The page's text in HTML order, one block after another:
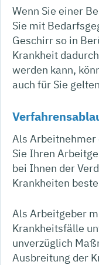
Wenn Sie einer
Sie mit
Geschirr so in
Krankheit
werden kann,
auch für Sie
Als
Sie Ihren
bei Ihnen der
Krankheiten
Als Arbeitgeber
Krankheitsfälle
unverzüglich
Ausbreitung der